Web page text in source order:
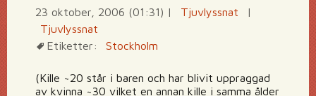
23 oktober, 2006 (01:31) | Tjuvlyssnat
|
Tjuvlyssnat
Etiketter:
Stockholm
(Kille ~20 står i baren och har blivit uppraggad
av kvinna ~30 vilket en annan kille i samma ålder